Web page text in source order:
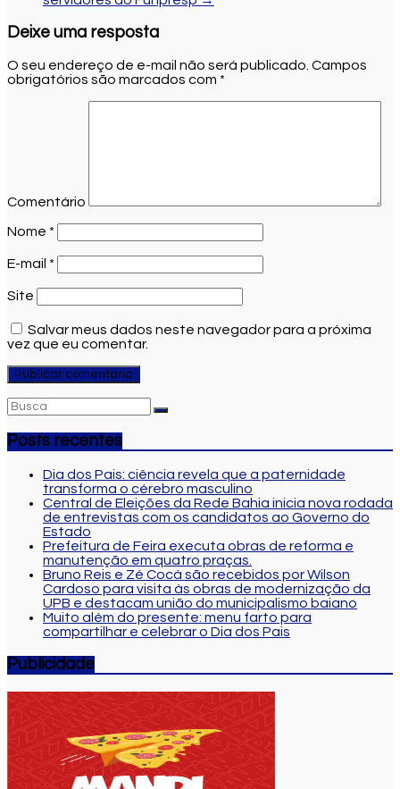
Deixe uma resposta
O seu endereço de e-mail não será publicado. Campos
obrigatórios são marcados com *
Comentário
Nome *
E-mail *
Site
Salvar meus dados neste navegador para a próxima
vez que eu comentar.
Posts recentes
Dia dos Pais: ciência revela que a paternidade
transforma o cérebro masculino
Central de Eleições da Rede Bahia inicia nova rodada
de entrevistas com os candidatos ao Governo do
Estado
Prefeitura de Feira executa obras de reforma e
manutenção em quatro praças.
Bruno Reis e Zé Cocá são recebidos por Wilson
Cardoso para visita às obras de modernização da
UPB e destacam união do municipalismo baiano
Muito além do presente: menu farto para
compartilhar e celebrar o Dia dos Pais
Publicidade